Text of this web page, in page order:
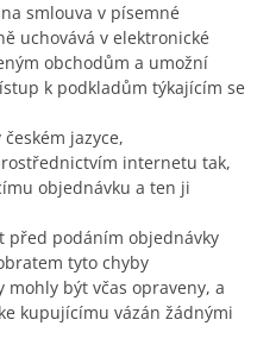
smlouva v písemné
uchovává v elektronické
obchodům a umožní
k podkladům týkajícím se
jazyce,
internetu tak,
objednávku a ten ji
před podáním objednávky
tyto chyby
být včas opraveny, a
kupujícímu vázán žádnými